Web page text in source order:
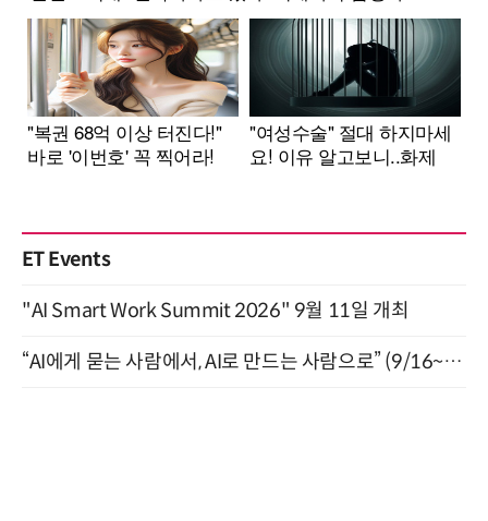
ET Events
"AI Smart Work Summit 2026" 9월 11일 개최
“AI에게 묻는 사람에서, AI로 만드는 사람으로” (9/16~17)